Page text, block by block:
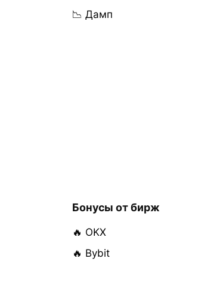
📉 Дамп
Бонусы от бирж
🔥 OKX
🔥 Bybit